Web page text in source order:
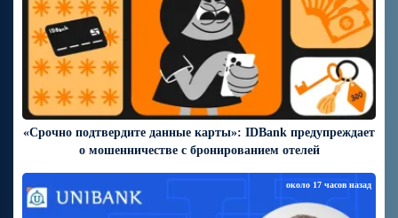
«Срочно подтвердите данные карты»: IDBank предупреждает
о мошенничестве с бронированием отелей
около 17 часов назад